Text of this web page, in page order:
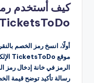
كيف أستخدم
TicketsToDo؟
أولًا، انسخ رمز الخصم
الرمز في خانة إدخال رمز
رسالة تأكيد توضح قيمة